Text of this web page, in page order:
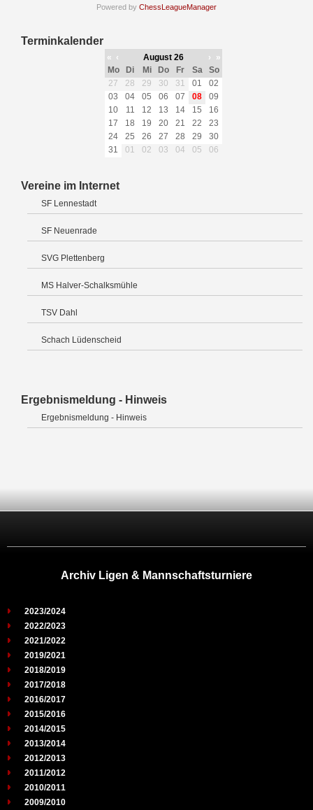
Powered by ChessLeagueManager
Terminkalender
« ‹ August 26 ›
»
Mo
Di Mi Do Fr Sa
So
27
28 29 30 31 01
02
03
04 05 06 07 08
09
10
11 12 13 14 15
16
17
18 19 20 21 22
23
24
25 26 27 28 29
30
31
01 02 03 04 05 06
Vereine im Internet
SF Lennestadt
SF Neuenrade
SVG Plettenberg
MS Halver-Schalksmühle
TSV Dahl
Schach Lüdenscheid
Ergebnismeldung - Hinweis
Ergebnismeldung - Hinweis
Archiv Ligen & Mannschaftsturniere
2023/2024
2022/2023
2021/2022
2019/2021
2018/2019
2017/2018
2016/2017
2015/2016
2014/2015
2013/2014
2012/2013
2011/2012
2010/2011
2009/2010